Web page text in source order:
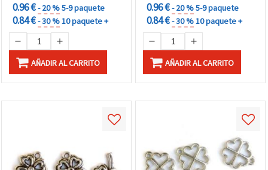
0.96 €- 20 %5-9 paquete
0.84 €- 30 %10 paquete +
AÑADIR AL CARRITO
0.96 €- 20 %5-9 paquete
0.84 €- 30 %10 paquete +
AÑADIR AL CARRITO